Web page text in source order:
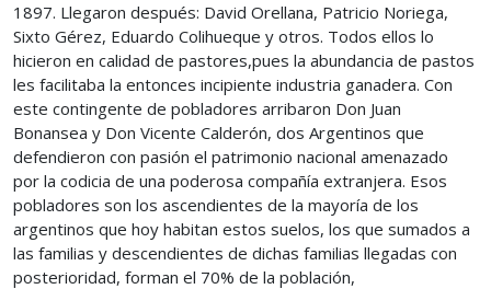
1897. Llegaron después: David Orellana, Patricio Noriega,
Sixto Gérez, Eduardo Colihueque y otros. Todos ellos lo
hicieron en calidad de pastores,pues la abundancia de pastos
les facilitaba la entonces incipiente industria ganadera. Con
este contingente de pobladores arribaron Don Juan
Bonansea y Don Vicente Calderón, dos Argentinos que
defendieron con pasión el patrimonio nacional amenazado
por la codicia de una poderosa compañía extranjera. Esos
pobladores son los ascendientes de la mayoría de los
argentinos que hoy habitan estos suelos, los que sumados a
las familias y descendientes de dichas familias llegadas con
posterioridad, forman el 70% de la población,